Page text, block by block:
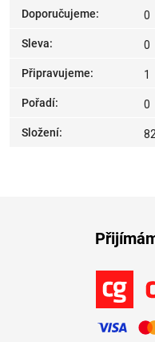
Doporučujeme: 0
Sleva: 0
Připravujeme: 1
Pořadí: 0
Složení: